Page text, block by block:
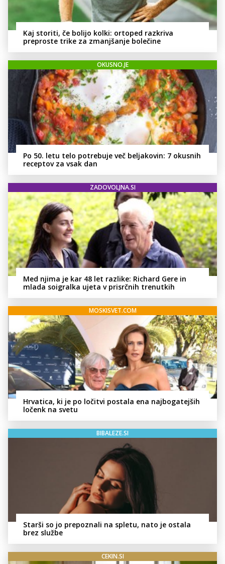
Kaj storiti, če bolijo kolki: ortoped razkriva
preproste trike za zmanjšanje bolečine
OKUSNO.JE
Po 50. letu telo potrebuje več beljakovin: 7 okusnih
receptov za vsak dan
ZADOVOLJNA.SI
Med njima je kar 48 let razlike: Richard Gere in
mlada soigralka ujeta v prisrčnih trenutkih
MOSKISVET.COM
Hrvatica, ki je po ločitvi postala ena najbogatejših
ločenk na svetu
BIBALEZE.SI
Starši so jo prepoznali na spletu, nato je ostala
brez službe
CEKIN.SI